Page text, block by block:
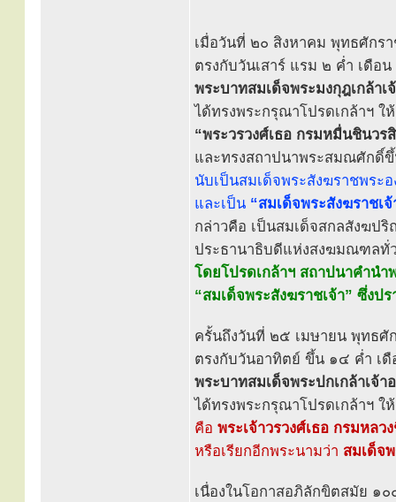
เมื่อวันที่ ๒๐ สิงหาคม พุทธศักร
ตรงกับวันเสาร์ แรม ๒ ค่ำ เดื
พระบาทสมเด็จพระมงกุฎเกล้า
ได้ทรงพระกรุณาโปรดเกล้าฯ ใ
“พระวรวงศ์เธอ กรมหมื่นชินวร
และทรงสถาปนาพระสมณศักดิ์
นับเป็นสมเด็จพระสังฆราชพระ
และเป็น “สมเด็จพระสังฆราชเ
กล่าวคือ เป็นสมเด็จสกลสังฆป
ประธานาธิบดีแห่งสงฆมณฑลทั่
โดยโปรดเกล้าฯ สถาปนาคำนำ
“สมเด็จพระสังฆราชเจ้า” ซึ่งป
ครั้นถึงวันที่ ๒๕ เมษายน พุทธ
ตรงกับวันอาทิตย์ ขึ้น ๑๔ ค่ำ เ
พระบาทสมเด็จพระปกเกล้าเจ้
ได้ทรงพระกรุณาโปรดเกล้าฯ
คือ พระเจ้าวรวงศ์เธอ กรมหล
หรือเรียกอีกพระนามว่า สมเด็จ
เนื่องในโอกาสอภิลักขิตสมัย ๑